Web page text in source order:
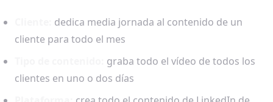
dedica media jornada al contenido de un
cliente para todo el mes
graba todo el vídeo de todos los
clientes en uno o dos días